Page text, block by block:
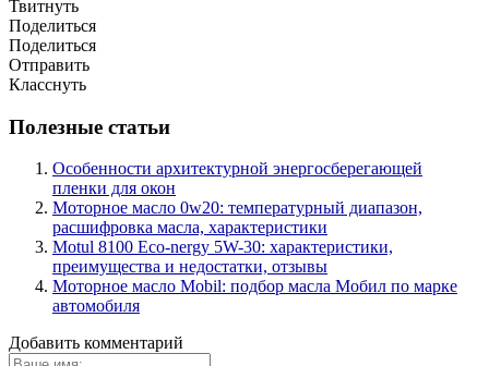
Твитнуть
Поделиться
Поделиться
Отправить
Класснуть
Полезные статьи
Особенности архитектурной энергосберегающей
пленки для окон
Моторное масло 0w20: температурный диапазон,
расшифровка масла, характеристики
Motul 8100 Eco-nergy 5W-30: характеристики,
преимущества и недостатки, отзывы
Моторное масло Mobil: подбор масла Мобил по марке
автомобиля
Добавить комментарий